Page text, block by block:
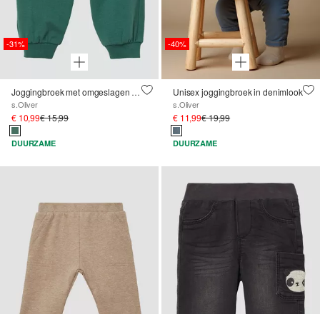
-31%
Joggingbroek met omgeslagen tailleband en zakken
s.Oliver
€ 10,99€ 15,99
DUURZAME
-40%
Unisex joggingbroek in denimlook
s.Oliver
€ 11,99€ 19,99
DUURZAME